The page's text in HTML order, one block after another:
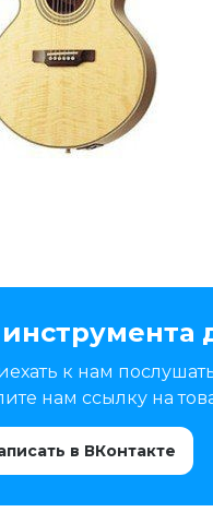
к нам
нам ссылку на
в ВКонтакте